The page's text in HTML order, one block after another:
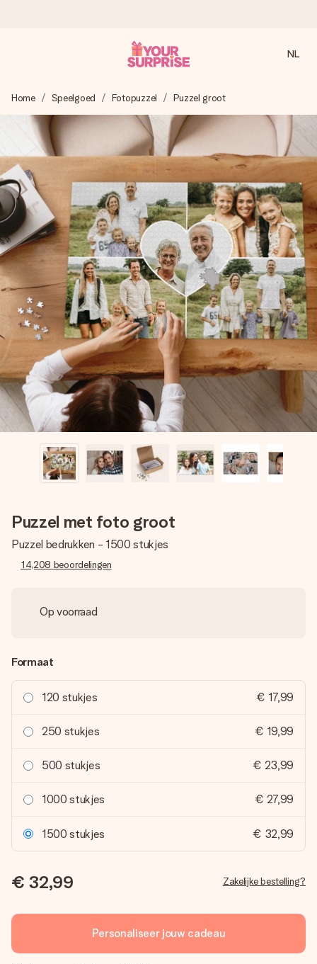
We maken jouw cadeau met zorg en zorgen dat het
razendsnel onderweg is - zodat jij kunt geven op precies
het juiste moment, wanneer het het meeste betekent.
4,8 (gebaseerd op +8.000 reviews)
Onze cadeaus worden gewaardeerd. Klanten beoordelen
ons met een 4,7 op Google Reviews
Gratis wenskaartje
Je maakt in een paar stappen iets unieks – met haar naam,
jullie foto of een boodschap die raakt. Zonder gedoe, maar
met alle aandacht voor het moment.
NL
Home Speelgoed Fotopuzzel Puzzel groot
Puzzel met foto groot
Puzzel bedrukken - 1500 stukjes
14,208 beoordelingen
Op voorraad
Formaat
120 stukjes € 17,99
250 stukjes € 19,99
500 stukjes € 23,99
1000 stukjes € 27,99
1500 stukjes € 32,99
€ 32,99 Zakelijke bestelling?
Personaliseer jouw cadeau